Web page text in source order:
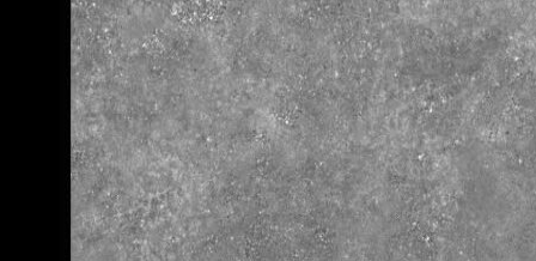
Ban lãnh đạo